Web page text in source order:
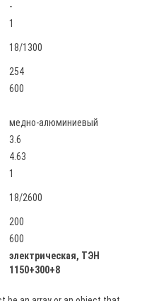
-
1
18/1300
254
600
медно-алюминиевый
3.6
4.63
1
18/2600
200
600
электрическая, ТЭН
1150+300+8